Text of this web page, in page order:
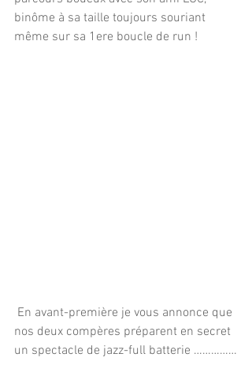
binôme à sa taille toujours souriant
même sur sa 1ere boucle de run !
nos deux compères préparent en secret
un spectacle de jazz-full batterie ……………